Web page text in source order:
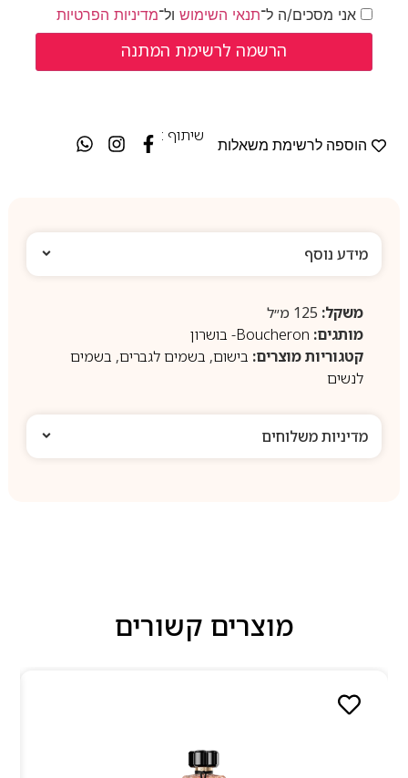
אני מסכים/ה ל־תנאי השימושול־מדיניות הפרטיות
הוספה לרשימת משאלות
שיתוף :
מידע נוסף
משקל:125 מ״ל
מותגים: Boucheron- בושרון
קטגוריות מוצרים: בישום, בשמים לגברים, בשמים
לנשים
מדיניות משלוחים
מוצרים קשורים